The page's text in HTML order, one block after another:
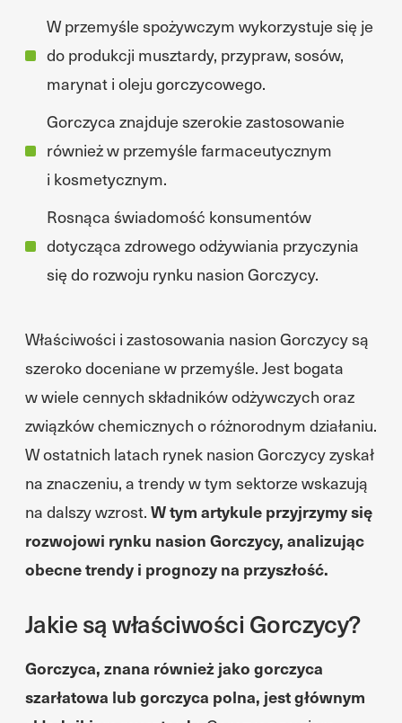
W przemyśle spożywczym wykorzystuje się je
do produkcji musztardy, przypraw, sosów,
marynat i oleju gorczycowego.
Gorczyca znajduje szerokie zastosowanie
również w przemyśle farmaceutycznym
i kosmetycznym.
Rosnąca świadomość konsumentów
dotycząca zdrowego odżywiania przyczynia
się do rozwoju rynku nasion Gorczycy.
Właściwości i zastosowania nasion Gorczycy są
szeroko doceniane w przemyśle. Jest bogata
w wiele cennych składników odżywczych oraz
związków chemicznych o różnorodnym działaniu.
W ostatnich latach rynek nasion Gorczycy zyskał
na znaczeniu, a trendy w tym sektorze wskazują
na dalszy wzrost. W tym artykule przyjrzymy się
rozwojowi rynku nasion Gorczycy, analizując
obecne trendy i prognozy na przyszłość.
Jakie są właściwości Gorczycy?
Gorczyca, znana również jako gorczyca
szarłatowa lub gorczyca polna, jest głównym